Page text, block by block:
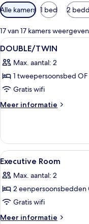
Beschikbare
filters
voor
kamers
Alle kamers 1 bed 2
17 van 17 kamers weergeven
Alle
foto's
voor
DOUBLE/TWIN
laden
50
DOUBLE/TWIN
Max. aantal: 2
1 tweepersoonsbed
Gratis wifi
Meer informatie
Meer
Alle
foto's
voor
Executive
Room
laden
7
Executive Room
Max. aantal: 2
2 eenpersoonsbedden
Gratis wifi
Meer informatie
Meer